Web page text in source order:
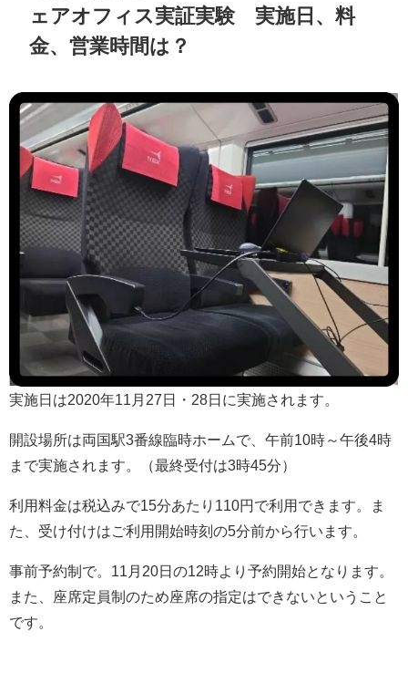
ェアオフィス実証実験 実施日、料
金、営業時間は？
実施日は2020年11月27日・28日に実施されます。
開設場所は両国駅3番線臨時ホームで、午前10時～午後4時
まで実施されます。（最終受付は3時45分）
利用料金は税込みで15分あたり110円で利用できます。ま
た、受け付けはご利用開始時刻の5分前から行います。
事前予約制で。11月20日の12時より予約開始となります。
また、座席定員制のため座席の指定はできないということ
です。